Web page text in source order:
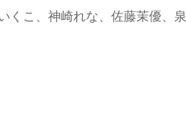
くこ、神崎れな、佐藤茉優、泉